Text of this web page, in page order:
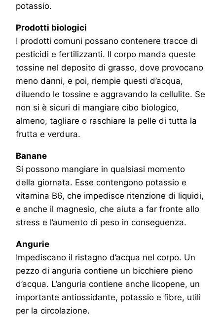
potassio.
Prodotti biologici
I prodotti comuni possano contenere tracce di
pesticidi e fertilizzanti. Il corpo manda queste
tossine nel deposito di grasso, dove provocano
meno danni, e poi, riempie questi d’acqua,
diluendo le tossine e aggravando la cellulite. Se
non si è sicuri di mangiare cibo biologico,
almeno, tagliare o raschiare la pelle di tutta la
frutta e verdura.
Banane
Si possono mangiare in qualsiasi momento
della giornata. Esse contengono potassio e
vitamina B6, che impedisce ritenzione di liquidi,
e anche il magnesio, che aiuta a far fronte allo
stress e l’aumento di peso in conseguenza.
Angurie
Impediscano il ristagno d’acqua nel corpo. Un
pezzo di anguria contiene un bicchiere pieno
d’acqua. L’anguria contiene anche licopene, un
importante antiossidante, potassio e fibre, utili
per la circolazione.